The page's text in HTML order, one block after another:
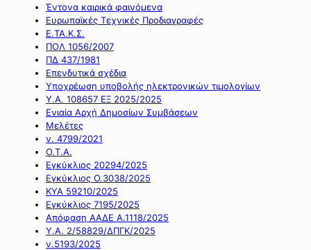
Έντονα καιρικά φαινόμενα
Ευρωπαϊκές Τεχνικές Προδιαγραφές
Ε.ΤΑ.Κ.Σ.
ΠΟΛ 1056/2007
ΠΔ 437/1981
Επενδυτικά σχέδια
Υποχρέωση υποβολής ηλεκτρονικών τιμολογίων
Υ.Α. 108657 ΕΞ 2025/2025
Ενιαία Αρχή Δημοσίων Συμβάσεων
Μελέτες
ν. 4799/2021
Ο.Τ.Α.
Εγκύκλιος 20294/2025
Εγκύκλιος Ο.3038/2025
ΚΥΑ 59210/2025
Εγκύκλιος 7195/2025
Απόφαση ΑΑΔΕ Α.1118/2025
Υ.Α. 2/58829/ΔΠΓΚ/2025
ν.5193/2025